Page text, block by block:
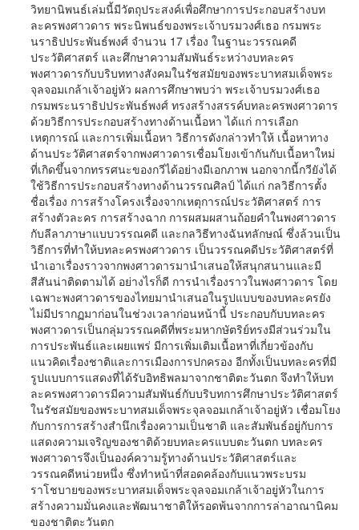
วิทยานิพนธ์เล่มนี้มีวัตถุประสงค์เพื่อศึกษาการประกอบสร้างบท
ละครพงศาวดาร พระนิพนธ์ของพระเจ้าบรมวงศ์เธอ กรมพระ
นราธิปประพันธ์พงศ์ จำนวน 17 เรื่อง ในฐานะวรรณคดี
ประวัติศาสตร์ และศึกษาความสัมพันธ์ระหว่างบทละคร
พงศาวดารกับบริบททางสังคมในรัชสมัยของพระบาทสมเด็จพระ
จุลจอมเกล้าเจ้าอยู่หัว ผลการศึกษาพบว่า พระเจ้าบรมวงศ์เธอ
กรมพระนราธิปประพันธ์พงศ์ ทรงสร้างสรรค์บทละครพงศาวดาร
ด้วยวิธีการประกอบสร้างทางด้านเนื้อหา ได้แก่ การเลือก
เหตุการณ์ และการเพิ่มเนื้อหา วิธีการดังกล่าวทําให้ เนื้อหาทาง
ด้านประวัติศาสตร์จากพงศาวดารเชื่อมโยงเข้ากันกับเนื้อหาใหม่
ที่เกิดขึ้นจากทรรศนะของกวีได้อย่างมีเอกภาพ นอกจากนี้กวียังได้
ใช้วิธีการประกอบสร้างทางด้านวรรณศิลป์ ได้แก่ กลวิธีการตั้ง
ชื่อเรื่อง การสร้างโครงเรื่องจากเหตุการณ์ประวัติศาสตร์ การ
สร้างตัวละคร การสร้างฉาก การผสมผสานถ้อยคําในพงศาวดาร
กับลีลาภาษาแบบวรรณคดี และกลวิธีทางฉันทลักษณ์ ซึ่งล้วนเป็น
วิธีการที่ทําให้บทละครพงศาวดาร เป็นวรรณคดีประวัติศาสตร์ที่
นําเอาเรื่องราวจากพงศาวดารมานําเสนอให้สนุกสนานและมี
สีสันน่าติดตามได้ อย่างไรก็ดี การนำเรื่องราวในพงศาวดาร โดย
เฉพาะพงศาวดารของไทยมานำเสนอในรูปแบบของบทละครยัง
ไม่มีปรากฏมาก่อนในช่วงเวลาก่อนหน้านี้ ประกอบกับบทละคร
พงศาวดารเป็นกลุ่มวรรณคดีที่พระมหากษัตริย์ทรงมีส่วนร่วมใน
การประพันธ์และเผยแพร่ มีการเพิ่มเติมเนื้อหาที่เกี่ยวข้องกับ
แนวคิดเรื่องชาติและการเมืองการปกครอง อีกทั้งเป็นบทละครที่มี
รูปแบบการแสดงที่ได้รับอิทธิพลมาจากชาติตะวันตก จึงทำให้บท
ละครพงศาวดารมีความสัมพันธ์กับบริบทการศึกษาประวัติศาสตร์
ในรัชสมัยของพระบาทสมเด็จพระจุลจอมเกล้าเจ้าอยู่หัว เชื่อมโยง
กับการการสร้างสำนึกเรื่องความเป็นชาติ และสัมพันธ์อยู่กับการ
แสดงความเจริญของชาติด้วยบทละครแบบตะวันตก บทละคร
พงศาวดารจึงเป็นองค์ความรู้ทางด้านประวัติศาสตร์และ
วรรณคดีหน่วยหนึ่ง ซึ่งทำหน้าที่สอดคล้องกับแนวพระบรม
ราโชบายของพระบาทสมเด็จพระจุลจอมเกล้าเจ้าอยู่หัวในการ
สร้างความมั่นคงและพัฒนาชาติให้รอดพ้นจากการล่าอาณานิคม
ของชาติตะวันตก